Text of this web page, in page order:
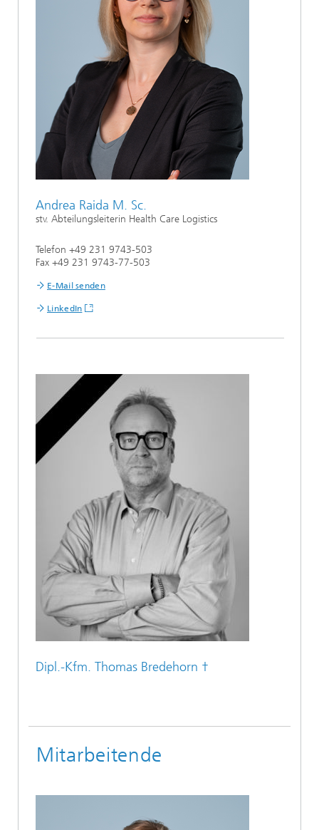
Andrea Raida M. Sc.
stv. Abteilungsleiterin Health Care Logistics
Telefon +49 231 9743-503
Fax +49 231 9743-77-503
E-Mail senden
LinkedIn
Dipl.-Kfm. Thomas Bredehorn †
Mitarbeitende